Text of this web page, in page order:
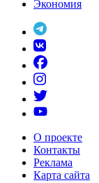
Экономия
О проекте
Контакты
Реклама
Карта сайта